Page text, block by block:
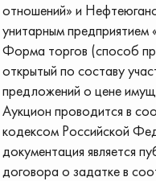
отношений» и
унитарным предприятием
Форма торгов (способ
открытый по составу
предложений о цене
Аукцион проводится в
кодексом Российской
документация является
договора о задатке в